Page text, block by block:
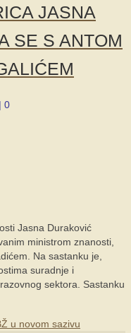
JASNA
SE S ANTOM
| 0
Jasna Duraković
ministrom znanosti,
Na sastanku je,
suradnje i
sektora. Sastanku